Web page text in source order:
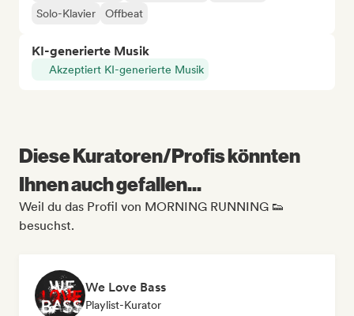
Solo-Klavier Offbeat
KI-generierte Musik
Akzeptiert KI-generierte Musik
Diese Kuratoren/Profis könnten
Ihnen auch gefallen...
Weil du das Profil von MORNING RUNNING 👟
besuchst.
We Love Bass
Playlist-Kurator